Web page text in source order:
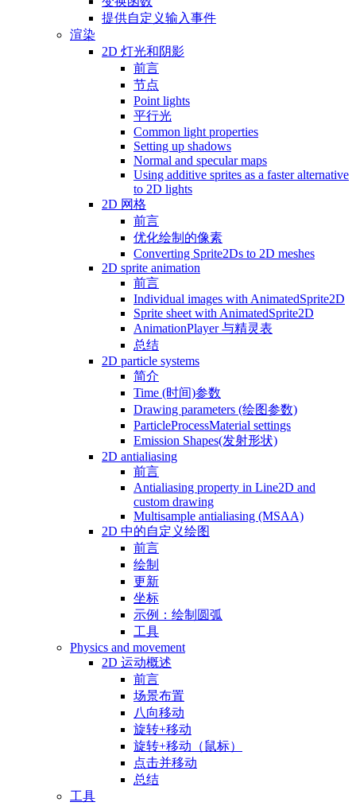
提供自定义输入事件
渲染
2D 灯光和阴影
前言
节点
Point lights
平行光
Common light properties
Setting up shadows
Normal and specular maps
Using additive sprites as a faster alternative
to 2D lights
2D 网格
前言
优化绘制的像素
Converting Sprite2Ds to 2D meshes
2D sprite animation
前言
Individual images with AnimatedSprite2D
Sprite sheet with AnimatedSprite2D
AnimationPlayer 与精灵表
总结
2D particle systems
简介
Time (时间)参数
Drawing parameters (绘图参数)
ParticleProcessMaterial settings
Emission Shapes(发射形状)
2D antialiasing
前言
Antialiasing property in Line2D and
custom drawing
Multisample antialiasing (MSAA)
2D 中的自定义绘图
前言
绘制
更新
坐标
示例：绘制圆弧
工具
Physics and movement
2D 运动概述
前言
场景布置
八向移动
旋转+移动
旋转+移动（鼠标）
点击并移动
总结
工具